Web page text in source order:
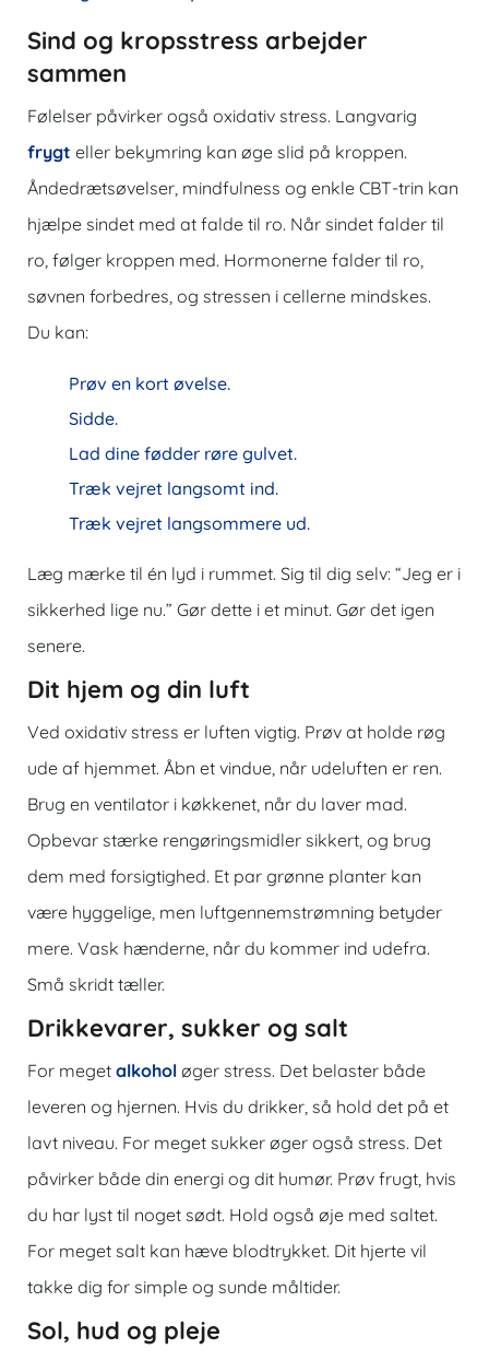
Sind og kropsstress arbejder
sammen
Følelser påvirker også oxidativ stress. Langvarig
frygt eller bekymring kan øge slid på kroppen.
Åndedrætsøvelser, mindfulness og enkle CBT-trin kan
hjælpe sindet med at falde til ro. Når sindet falder til
ro, følger kroppen med. Hormonerne falder til ro,
søvnen forbedres, og stressen i cellerne mindskes.
Du kan:
Prøv en kort øvelse.
Sidde.
Lad dine fødder røre gulvet.
Træk vejret langsomt ind.
Træk vejret langsommere ud.
Læg mærke til én lyd i rummet. Sig til dig selv: “Jeg er i
sikkerhed lige nu.” Gør dette i et minut. Gør det igen
senere.
Dit hjem og din luft
Ved oxidativ stress er luften vigtig. Prøv at holde røg
ude af hjemmet. Åbn et vindue, når udeluften er ren.
Brug en ventilator i køkkenet, når du laver mad.
Opbevar stærke rengøringsmidler sikkert, og brug
dem med forsigtighed. Et par grønne planter kan
være hyggelige, men luftgennemstrømning betyder
mere. Vask hænderne, når du kommer ind udefra.
Små skridt tæller.
Drikkevarer, sukker og salt
For meget alkohol øger stress. Det belaster både
leveren og hjernen. Hvis du drikker, så hold det på et
lavt niveau. For meget sukker øger også stress. Det
påvirker både din energi og dit humør. Prøv frugt, hvis
du har lyst til noget sødt. Hold også øje med saltet.
For meget salt kan hæve blodtrykket. Dit hjerte vil
takke dig for simple og sunde måltider.
Sol, hud og pleje